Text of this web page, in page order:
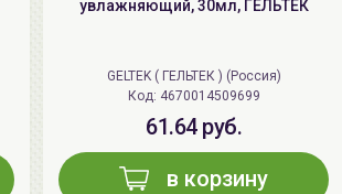
увлажняющий, 30мл, ГЕЛЬТЕК
GELTEK ( ГЕЛЬТЕК ) (Россия)
Код: 4670014509699
61.64 руб.
в корзину